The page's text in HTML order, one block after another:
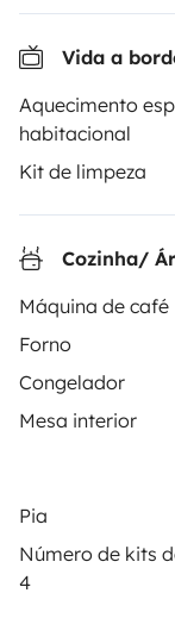
Vida a
Aquecimento
habitacional
Kit de limpeza
Cozinha/
Máquina de café
Forno
Congelador
Mesa interior
Pia
Número de kits
4
campervans
chave-na-mão
em total
Instagram
X
ALUGUER DE
Primeiros
Os comentários